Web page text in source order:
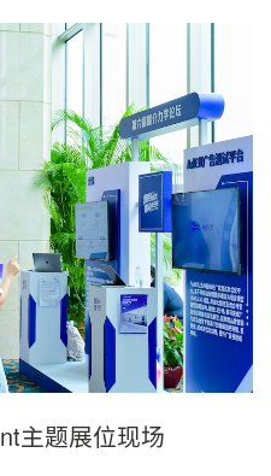
主题展位现场